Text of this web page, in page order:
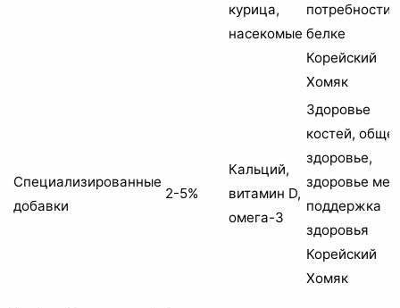
курица,
насекомые
потребности
белке
Корейский
Хомяк
Специализированные
добавки
2-5%
Кальций,
витамин D,
омега-3
Здоровье
костей,
здоровье,
здоровье
поддержка
здоровья
Корейский
Хомяк